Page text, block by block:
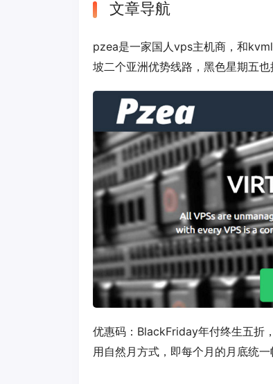
文章导航
pzea是一家国人vps主机商，和
坡二个亚洲优势线路，黑色星期五
优惠码： BlackFriday年付终生五折
用自然月方式，即每个月的月底统